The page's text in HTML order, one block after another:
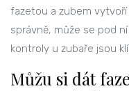
fazetou a zubem
správně, může se pod
kontroly u zubaře jsou
Můžu si dát